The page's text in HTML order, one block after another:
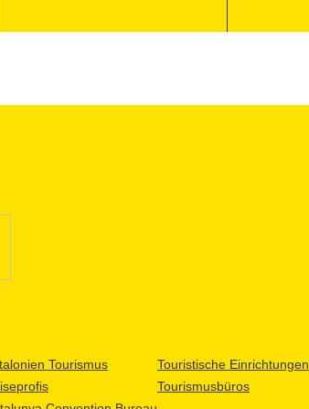
Tourismus
Touristische Einrichtungen
Tourismusbüros